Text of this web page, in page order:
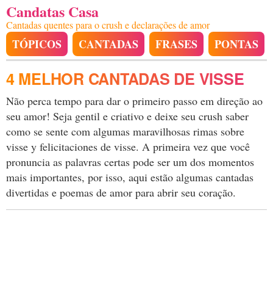
Candatas Casa
Cantadas quentes para o crush e declarações de amor
TÓPICOS CANTADAS FRASES PONTAS
4 MELHOR CANTADAS DE VISSE
Não perca tempo para dar o primeiro passo em direção ao
seu amor! Seja gentil e criativo e deixe seu crush saber
como se sente com algumas maravilhosas rimas sobre
visse y felicitaciones de visse. A primeira vez que você
pronuncia as palavras certas pode ser um dos momentos
mais importantes, por isso, aqui estão algumas cantadas
divertidas e poemas de amor para abrir seu coração.